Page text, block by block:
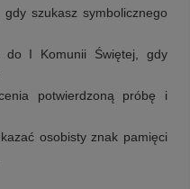
szukasz symbolicznego
do I Komunii Świętej, gdy
potwierdzoną próbę i
osobisty znak pamięci